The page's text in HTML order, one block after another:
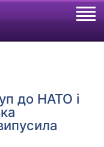
до НАТО і